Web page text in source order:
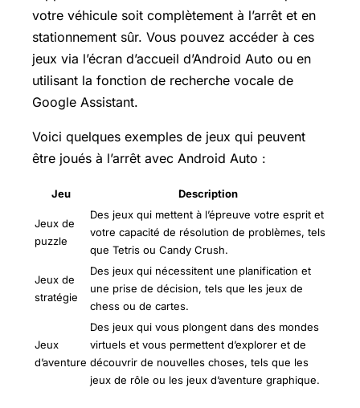
votre véhicule soit complètement à l’arrêt et en
stationnement sûr. Vous pouvez accéder à ces
jeux via l’écran d’accueil d’Android Auto ou en
utilisant la fonction de recherche vocale de
Google Assistant.
Voici quelques exemples de jeux qui peuvent
être joués à l’arrêt avec Android Auto :
Jeu Description
Jeux de
puzzle
Des jeux qui mettent à l’épreuve votre esprit et
votre capacité de résolution de problèmes, tels
que Tetris ou Candy Crush.
Jeux de
stratégie
Des jeux qui nécessitent une planification et
une prise de décision, tels que les jeux de
chess ou de cartes.
Jeux
d’aventure
Des jeux qui vous plongent dans des mondes
virtuels et vous permettent d’explorer et de
découvrir de nouvelles choses, tels que les
jeux de rôle ou les jeux d’aventure graphique.